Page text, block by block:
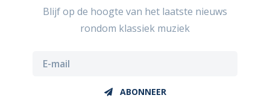
Blijf op de hoogte van het laatste nieuws
rondom klassiek muziek
ABONNEER